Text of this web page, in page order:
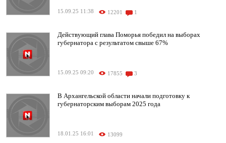
15.09.25 11:38 12201 1
Действующий глава Поморья победил на выборах
губернатора с результатом свыше 67%
15.09.25 09:20 17855 3
В Архангельской области начали подготовку к
губернаторским выборам 2025 года
18.01.25 16:01 13099